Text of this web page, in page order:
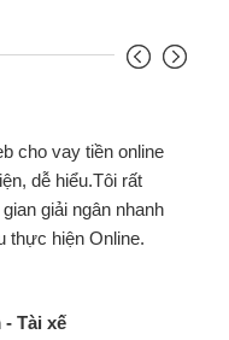
gấp nên định cầm cố
thật may đã có
CMND online không
rất tiện lợi, sẽ giới
hóa